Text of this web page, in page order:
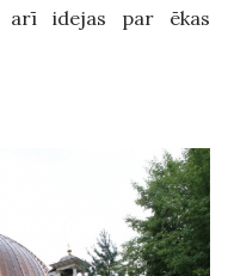
arī idejas par ēkas